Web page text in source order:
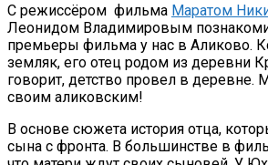
С режиссёром фильма Маратом
Леонидом Владимировым
премьеры фильма у нас в Аликово.
земляк, его отец родом из деревни
говорит, детство провел в деревне.
своим аликовским!
В основе сюжета история отца,
сына с фронта. В большинстве в